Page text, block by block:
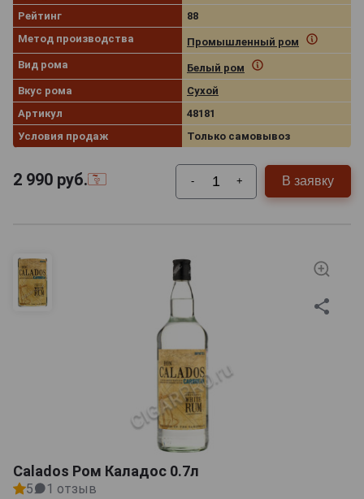
Рейтинг
88
Метод производства
Промышленный ром
Вид рома
Белый ром
Вкус рома
Сухой
Артикул
48181
Условия продаж
Только самовывоз
2 990 руб. - + В заявку
Calados Ром Каладос 0.7л
5 1 отзыв